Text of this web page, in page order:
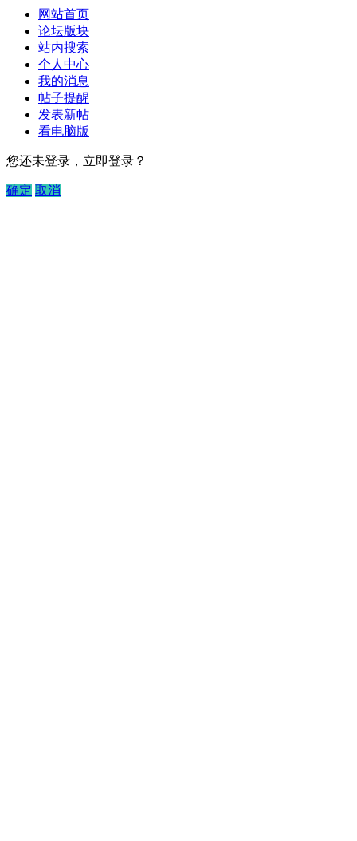
网站首页
论坛版块
站内搜索
个人中心
我的消息
帖子提醒
发表新帖
看电脑版
您还未登录，立即登录？
确定 取消